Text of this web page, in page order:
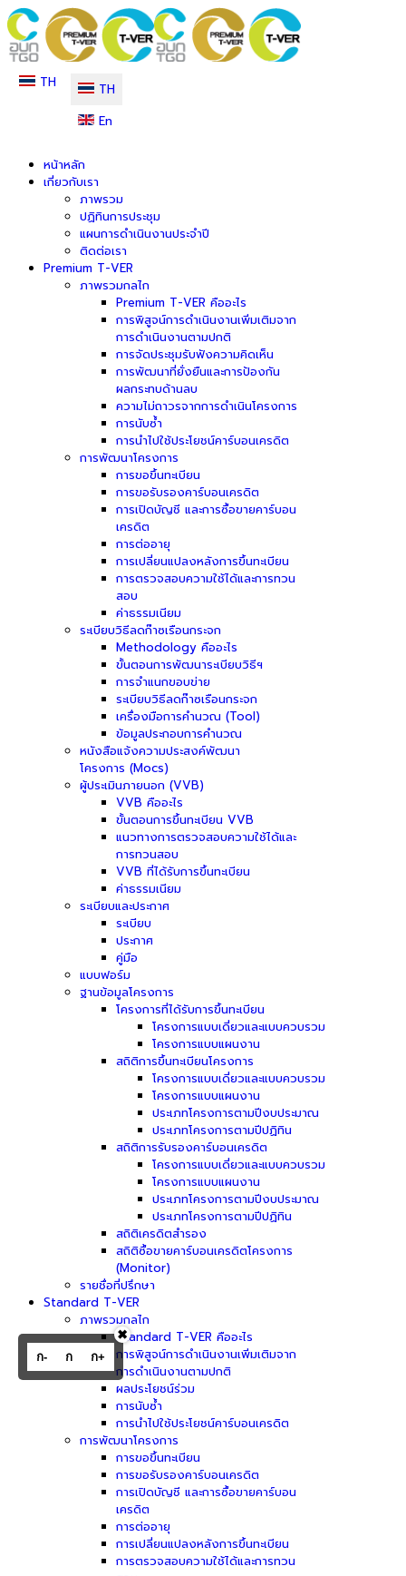
TH
TH
En
หน้าหลัก
เกี่ยวกับเรา
ภาพรวม
ปฏิทินการประชุม
แผนการดำเนินงานประจำปี
ติดต่อเรา
Premium T-VER
ภาพรวมกลไก
Premium T-VER คืออะไร
การพิสูจน์การดำเนินงานเพิ่มเติมจาก
การดำเนินงานตามปกติ
การจัดประชุมรับฟังความคิดเห็น
การพัฒนาที่ยั่งยืนและการป้องกัน
ผลกระทบด้านลบ
ความไม่ถาวรจากการดำเนินโครงการ
การนับซ้ำ
การนำไปใช้ประโยชน์คาร์บอนเครดิต
การพัฒนาโครงการ
การขอขึ้นทะเบียน
การขอรับรองคาร์บอนเครดิต
การเปิดบัญชี และการซื้อขายคาร์บอน
เครดิต
การต่ออายุ
การเปลี่ยนแปลงหลังการขึ้นทะเบียน
การตรวจสอบความใช้ได้และการทวน
สอบ
ค่าธรรมเนียม
ระเบียบวิธีลดก๊าซเรือนกระจก
Methodology คืออะไร
ขั้นตอนการพัฒนาระเบียบวิธีฯ
การจำแนกขอบข่าย
ระเบียบวิธีลดก๊าซเรือนกระจก
เครื่องมือการคำนวณ (Tool)
ข้อมูลประกอบการคำนวณ
หนังสือแจ้งความประสงค์พัฒนา
โครงการ (Mocs)
ผู้ประเมินภายนอก (VVB)
VVB คืออะไร
ขั้นตอนการขึ้นทะเบียน VVB
แนวทางการตรวจสอบความใช้ได้และ
การทวนสอบ
VVB ที่ได้รับการขึ้นทะเบียน
ค่าธรรมเนียม
ระเบียบและประกาศ
ระเบียบ
ประกาศ
คู่มือ
แบบฟอร์ม
ฐานข้อมูลโครงการ
โครงการที่ได้รับการขึ้นทะเบียน
โครงการแบบเดี่ยวและแบบควบรวม
โครงการแบบแผนงาน
สถิติการขึ้นทะเบียนโครงการ
โครงการแบบเดี่ยวและแบบควบรวม
โครงการแบบแผนงาน
ประเภทโครงการตามปีงบประมาณ
ประเภทโครงการตามปีปฏิทิน
สถิติการรับรองคาร์บอนเครดิต
โครงการแบบเดี่ยวและแบบควบรวม
โครงการแบบแผนงาน
ประเภทโครงการตามปีงบประมาณ
ประเภทโครงการตามปีปฏิทิน
สถิติเครดิตสำรอง
สถิติซื้อขายคาร์บอนเครดิตโครงการ
(Monitor)
รายชื่อที่ปรึกษา
Standard T-VER
ภาพรวมกลไก
Standard T-VER คืออะไร
การพิสูจน์การดำเนินงานเพิ่มเติมจาก
การดำเนินงานตามปกติ
ผลประโยชน์ร่วม
การนับซ้ำ
การนำไปใช้ประโยชน์คาร์บอนเครดิต
การพัฒนาโครงการ
การขอขึ้นทะเบียน
การขอรับรองคาร์บอนเครดิต
การเปิดบัญชี และการซื้อขายคาร์บอน
เครดิต
การต่ออายุ
การเปลี่ยนแปลงหลังการขึ้นทะเบียน
การตรวจสอบความใช้ได้และการทวน
ก- ก ก+
✖